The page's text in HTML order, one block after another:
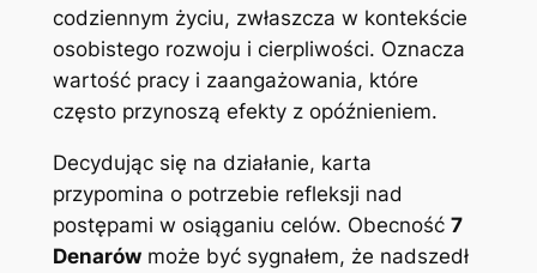
codziennym życiu, zwłaszcza w kontekście
osobistego rozwoju i cierpliwości. Oznacza
wartość pracy i zaangażowania, które
często przynoszą efekty z opóźnieniem.
Decydując się na działanie, karta
przypomina o potrzebie refleksji nad
postępami w osiąganiu celów. Obecność 7
Denarówmoże być sygnałem, że nadszedł